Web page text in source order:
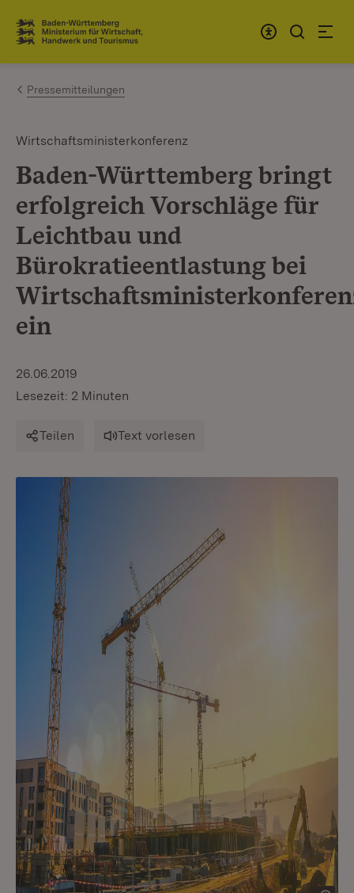
Zum Inhalt springen
Link zur Startseite
Pressemitteilungen
Wirtschaftsministerkonferenz
Baden-Württemberg bringt
erfolgreich Vorschläge für
Leichtbau und
Bürokratieentlastung bei
ein
26.06.2019
Lesezeit: 2 Minuten
Teilen Text vorlesen